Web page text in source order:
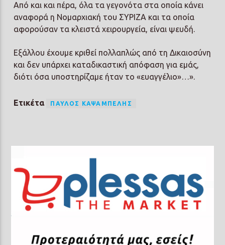
Από και και πέρα, όλα τα γεγονότα στα οποία κάνει
αναφορά η Νομαρχιακή του ΣΥΡΙΖΑ και τα οποία
αφορούσαν τα κλειστά χειρουργεία, είναι ψευδή.
Εξάλλου έχουμε κριθεί πολλαπλώς από τη Δικαιοσύνη
και δεν υπάρχει καταδικαστική απόφαση για εμάς,
διότι όσα υποστηρίζαμε ήταν το «ευαγγέλιο»…».
Ετικέτα ΠΑΎΛΟΣ ΚΑΨΑΜΠΈΛΗΣ